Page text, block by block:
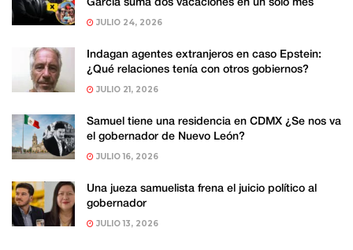
García suma dos vacaciones en un solo mes
JULIO 24, 2026
Indagan agentes extranjeros en caso Epstein:
¿Qué relaciones tenía con otros gobiernos?
JULIO 21, 2026
Samuel tiene una residencia en CDMX ¿Se nos va
el gobernador de Nuevo León?
JULIO 16, 2026
Una jueza samuelista frena el juicio político al
gobernador
JULIO 13, 2026